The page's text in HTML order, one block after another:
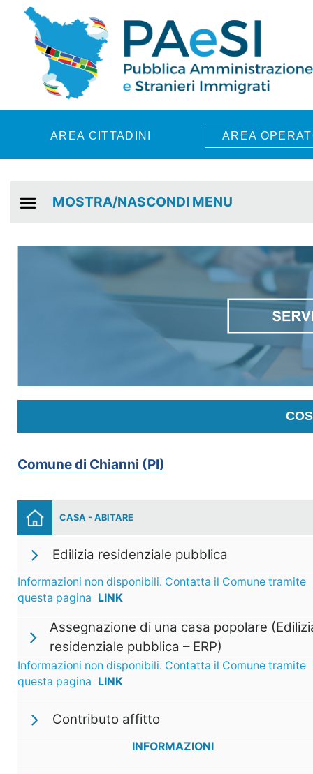
Skip to main content
AREA CITTADINI AREA
MOSTRA/NASCONDI MENU
Comune di Chianni (PI)
CASA - ABITARE
Edilizia residenziale pubblica
Informazioni non disponibili. Contatta il Comune tramite
questa pagina LINK
Assegnazione di una casa popolare
residenziale pubblica – ERP)
Informazioni non disponibili. Contatta il Comune tramite
questa pagina LINK
Contributo affitto
INFORMAZIONI